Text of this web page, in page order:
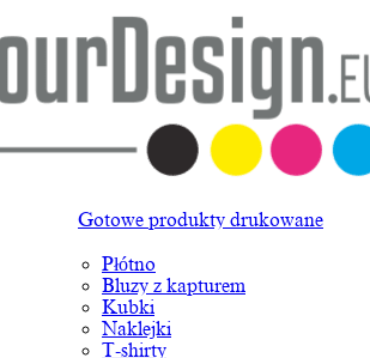
Gotowe produkty drukowane
Płótno
Bluzy z kapturem
Kubki
Naklejki
T-shirty